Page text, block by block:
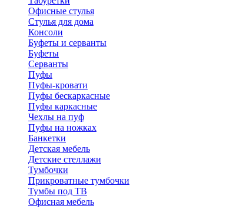
Офисные стулья
Стулья для дома
Консоли
Буфеты и серванты
Буфеты
Серванты
Пуфы
Пуфы-кровати
Пуфы бескаркасные
Пуфы каркасные
Чехлы на пуф
Пуфы на ножках
Банкетки
Детская мебель
Детские стеллажи
Тумбочки
Прикроватные тумбочки
Тумбы под ТВ
Офисная мебель